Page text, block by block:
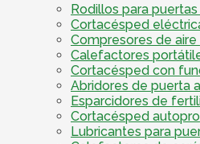
Rodillos para
Cortacésped
Compresores de
Calefactores
Cortacésped con
Abridores de puerta
Esparcidores de
Cortacésped
Lubricantes para